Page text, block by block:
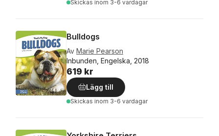
Skickas inom 3-6 vardagar
Bulldogs
Av Marie Pearson
Inbunden, Engelska, 2018
619 kr
Lägg till
Skickas inom 3-6 vardagar